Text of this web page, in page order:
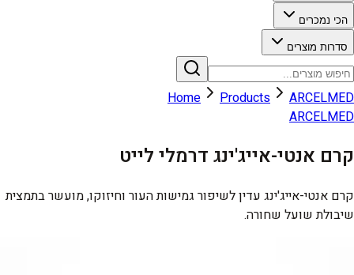
הכי נמכרים
סדרות מוצרים
Home Products
ARCELMED
ARCELMED
קרם אנטי-אייג'ינג דרמלי לייט
קרם אנטי-אייג'ינג עדין לשיפור גמישות העור וחיזוקו, מועשר בתמצית
שיבולת שועל שחורה.